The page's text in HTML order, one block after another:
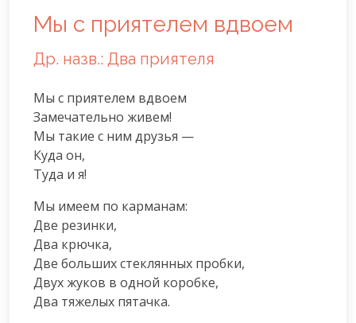
Мы с приятелем вдвоем
Др. назв.: Два приятеля
Мы с приятелем вдвоем
Замечательно живем!
Мы такие с ним друзья —
Куда он,
Туда и я!
Мы имеем по карманам:
Две резинки,
Два крючка,
Две больших стеклянных пробки,
Двух жуков в одной коробке,
Два тяжелых пятачка.